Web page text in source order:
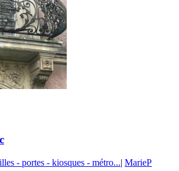
- portes - kiosques - métro...| MarieP